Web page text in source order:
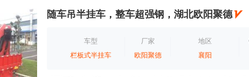
随车吊半挂车，整车超强钢，湖北欧阳聚德
车型
栏板式半挂车
厂家
欧阳聚德
地区
襄阳